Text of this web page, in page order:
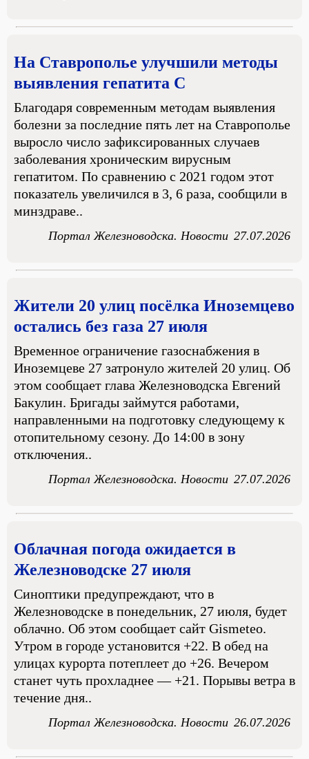
На Ставрополье улучшили методы
выявления гепатита C
Благодаря современным методам выявления
болезни за последние пять лет на Ставрополье
выросло число зафиксированных случаев
заболевания хроническим вирусным
гепатитом. По сравнению с 2021 годом этот
показатель увеличился в 3, 6 раза, сообщили в
минздраве..
Портал Железноводска. Новости 27.07.2026
Жители 20 улиц посёлка Иноземцево
остались без газа 27 июля
Временное ограничение газоснабжения в
Иноземцеве 27 затронуло жителей 20 улиц. Об
этом сообщает глава Железноводска Евгений
Бакулин. Бригады займутся работами,
направленными на подготовку следующему к
отопительному сезону. До 14:00 в зону
отключения..
Портал Железноводска. Новости 27.07.2026
Облачная погода ожидается в
Железноводске 27 июля
Синоптики предупреждают, что в
Железноводске в понедельник, 27 июля, будет
облачно. Об этом сообщает сайт Gismeteo.
Утром в городе установится +22. В обед на
улицах курорта потеплеет до +26. Вечером
станет чуть прохладнее — +21. Порывы ветра в
течение дня..
Портал Железноводска. Новости 26.07.2026